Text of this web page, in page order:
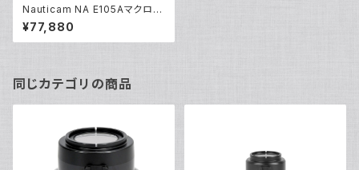
Nauticam NA E105Aマクロポ
ート [20776]
¥77,880
同じカテゴリの商品